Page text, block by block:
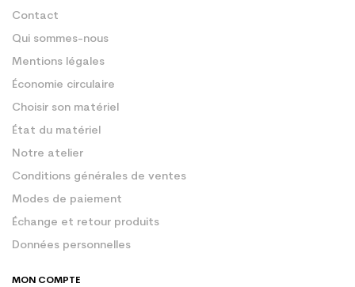
Contact
Qui sommes-nous
Mentions légales
Économie circulaire
Choisir son matériel
État du matériel
Notre atelier
Conditions générales de ventes
Modes de paiement
Échange et retour produits
Données personnelles
MON COMPTE